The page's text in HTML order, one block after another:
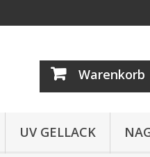
Warenkorb
UV GELLACK